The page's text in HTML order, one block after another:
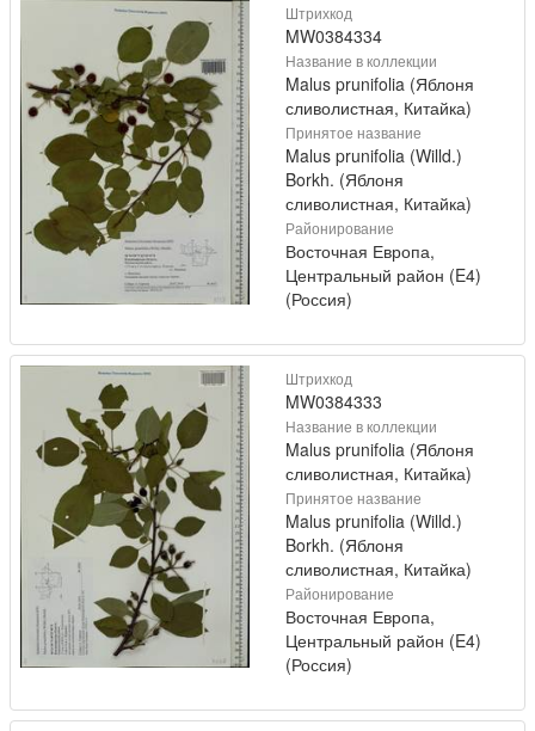
Штрихкод
MW0384334
Название в коллекции
Malus prunifolia (Яблоня
сливолистная, Китайка)
Принятое название
Malus prunifolia (Willd.)
Borkh. (Яблоня
сливолистная, Китайка)
Районирование
Восточная Европа,
Центральный район (E4)
(Россия)
Штрихкод
MW0384333
Название в коллекции
Malus prunifolia (Яблоня
сливолистная, Китайка)
Принятое название
Malus prunifolia (Willd.)
Borkh. (Яблоня
сливолистная, Китайка)
Районирование
Восточная Европа,
Центральный район (E4)
(Россия)